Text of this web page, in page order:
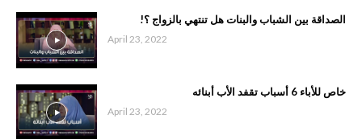
الصداقة بين الشباب والبنات هل تنتهي بالزواج ؟!
April 23, 2022
خاص للأباء 6 أسباب تقفد الأب أبنائه
April 23, 2022